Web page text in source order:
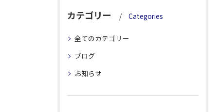
カテゴリー Categories
全てのカテゴリー
ブログ
お知らせ